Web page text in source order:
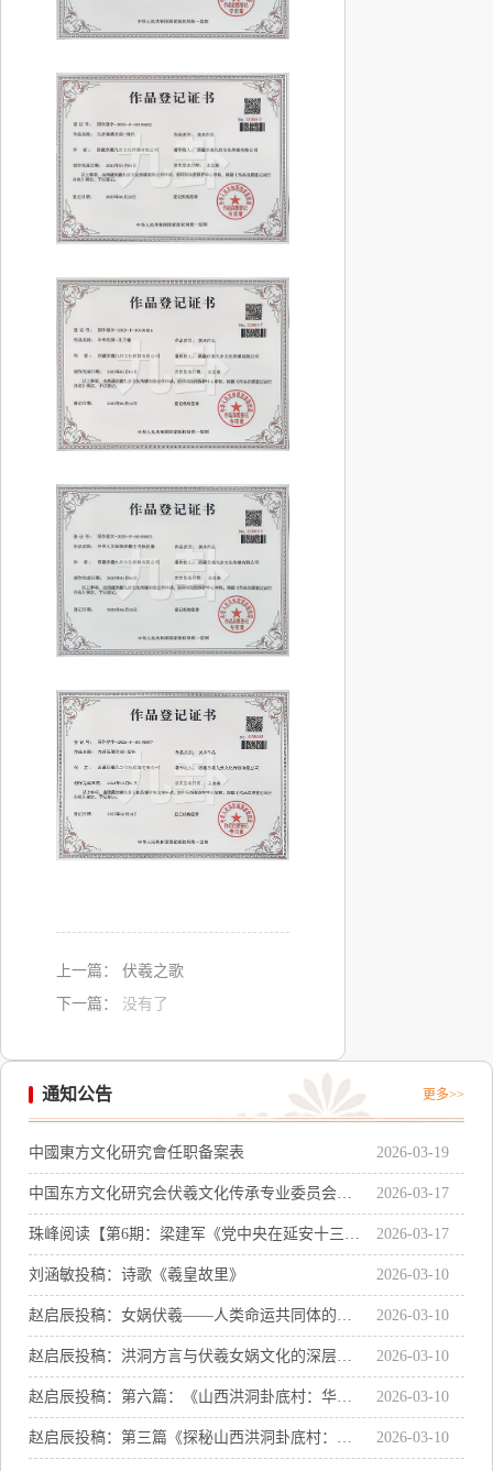
上一篇：
伏羲之歌
下一篇：
没有了
通知公告 更多>>
中國東方文化研究會任职备案表 2026-03-19
中国东方文化研究会伏羲文化传承专业委员会主
2026-03-17
珠峰阅读【第6期：梁建军《党中央在延安十三
2026-03-17
刘涵敏投稿：诗歌《羲皇故里》 2026-03-10
赵启辰投稿：女娲伏羲——人类命运共同体的精
2026-03-10
赵启辰投稿：洪洞方言与伏羲女娲文化的深层关
2026-03-10
赵启辰投稿：第六篇：《山西洪洞卦底村：华夏
2026-03-10
赵启辰投稿：第三篇《探秘山西洪洞卦底村：女
2026-03-10